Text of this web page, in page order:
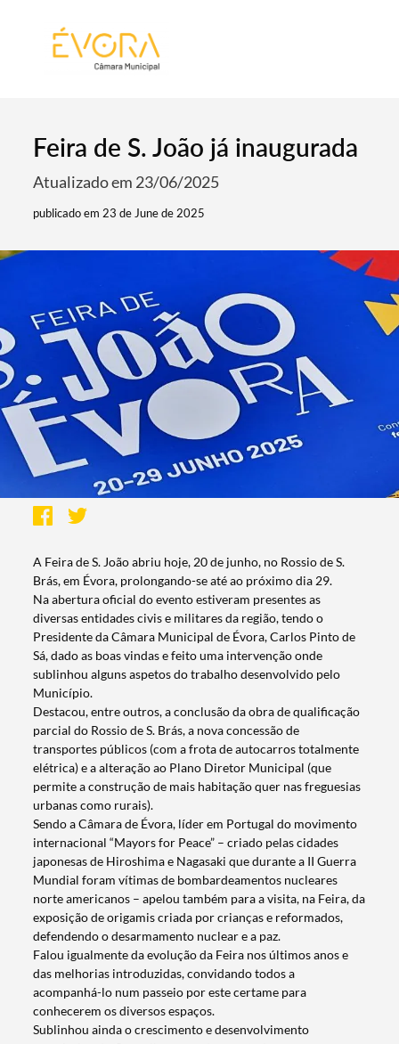
Feira de S. João já inaugurada
Atualizado em 23/06/2025
publicado em 23 de June de 2025
A Feira de S. João abriu hoje, 20 de junho, no Rossio de S.
Brás, em Évora, prolongando-se até ao próximo dia 29.
Na abertura oficial do evento estiveram presentes as
diversas entidades civis e militares da região, tendo o
Presidente da Câmara Municipal de Évora, Carlos Pinto de
Sá, dado as boas vindas e feito uma intervenção onde
sublinhou alguns aspetos do trabalho desenvolvido pelo
Município.
Destacou, entre outros, a conclusão da obra de qualificação
parcial do Rossio de S. Brás, a nova concessão de
transportes públicos (com a frota de autocarros totalmente
elétrica) e a alteração ao Plano Diretor Municipal (que
permite a construção de mais habitação quer nas freguesias
urbanas como rurais).
Sendo a Câmara de Évora, líder em Portugal do movimento
internacional “Mayors for Peace” – criado pelas cidades
japonesas de Hiroshima e Nagasaki que durante a II Guerra
Mundial foram vítimas de bombardeamentos nucleares
norte americanos – apelou também para a visita, na Feira, da
exposição de origamis criada por crianças e reformados,
defendendo o desarmamento nuclear e a paz.
Falou igualmente da evolução da Feira nos últimos anos e
das melhorias introduzidas, convidando todos a
acompanhá-lo num passeio por este certame para
conhecerem os diversos espaços.
Sublinhou ainda o crescimento e desenvolvimento